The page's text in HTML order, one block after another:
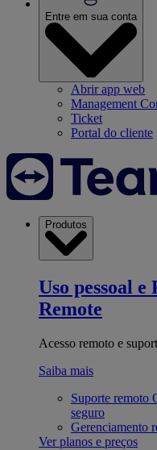
Entre em sua conta
Abrir app web
Management
Ticket
Portal do cliente
Produtos
Uso pessoal e
Remote
Acesso remoto e
Saiba mais
Suporte remoto
seguro
Gerenciamento
Ver planos e preços